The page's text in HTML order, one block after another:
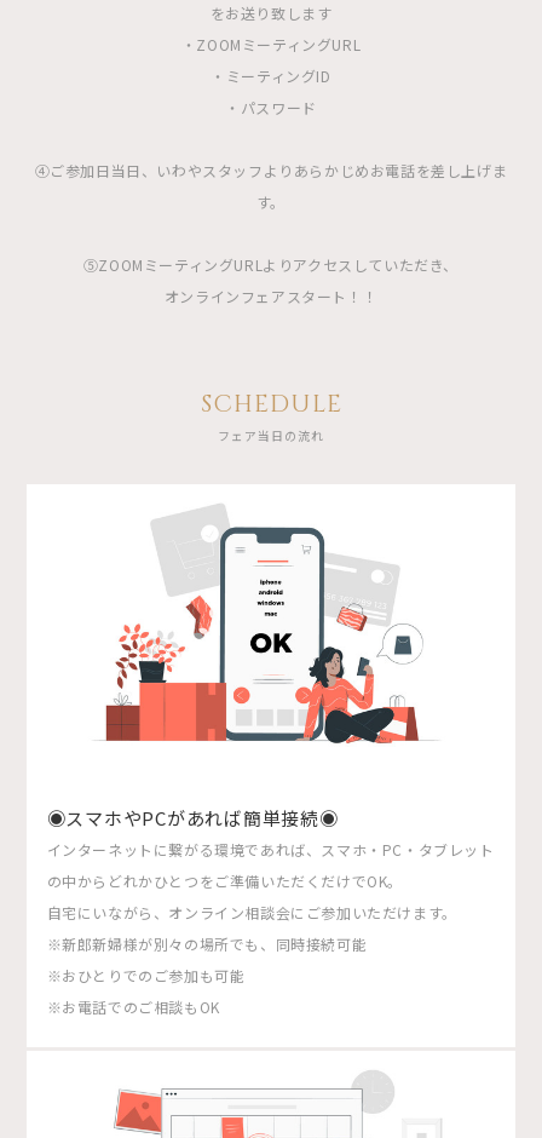
をお送り致します
・ZOOMミーティングURL
・ミーティングID
・パスワード
④ご参加日当日、いわやスタッフよりあらかじめお電話を差し上げま
す。
⑤ZOOMミーティングURLよりアクセスしていただき、
オンラインフェアスタート！！
SCHEDULE
フェア当日の流れ
◉スマホやPCがあれば簡単接続◉
インターネットに繋がる環境であれば、スマホ・PC・タブレット
の中からどれかひとつをご準備いただくだけでOK。
自宅にいながら、オンライン相談会にご参加いただけます。
※新郎新婦様が別々の場所でも、同時接続可能
※おひとりでのご参加も可能
※お電話でのご相談もOK